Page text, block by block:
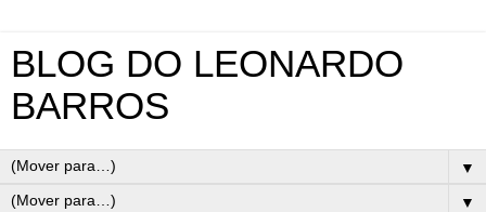
BLOG DO LEONARDO
BARROS
▼
▼